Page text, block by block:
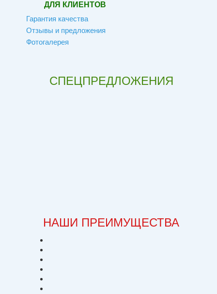
ДЛЯ КЛИЕНТОВ
Гарантия качества
Отзывы и предложения
Фотогалерея
СПЕЦПРЕДЛОЖЕНИЯ
НАШИ ПРЕИМУЩЕСТВА